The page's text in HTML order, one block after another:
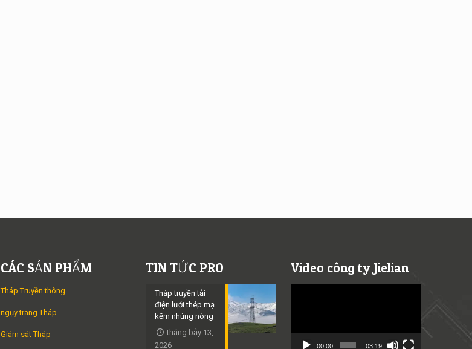
CÁC SẢN PHẨM
Tháp Truyền thông
ngụy trang Tháp
Giám sát Tháp
TIN TỨC PRO
Tháp truyền tải
điện lưới thép mạ
kẽm nhúng nóng
tháng bảy 13,
2026
Video công ty Jielian
00:00 03:19